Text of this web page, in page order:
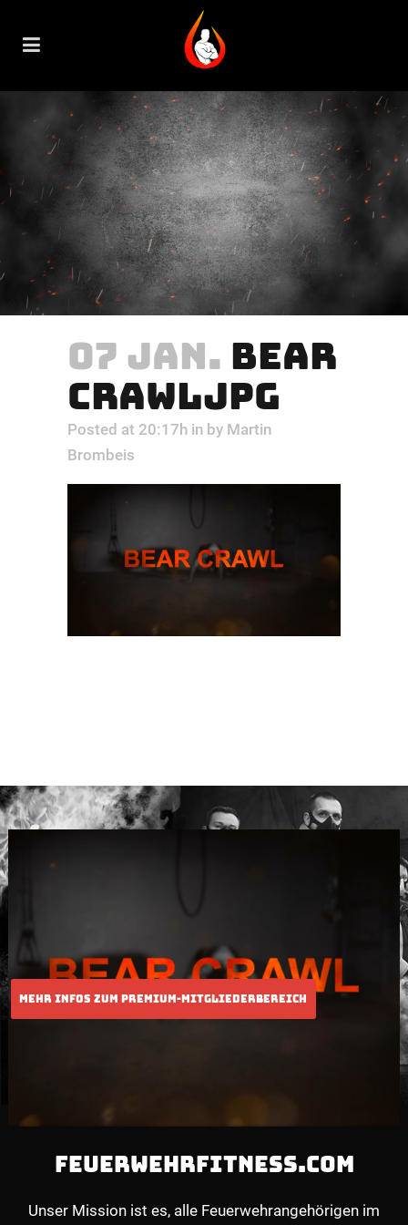
07 JAN. BEAR
CRAWLJPG
Posted at 20:17h in by Martin
Brombeis
FEUERWEHRFITNESS.COM
Unser Mission ist es, alle Feuerwehrangehörigen im